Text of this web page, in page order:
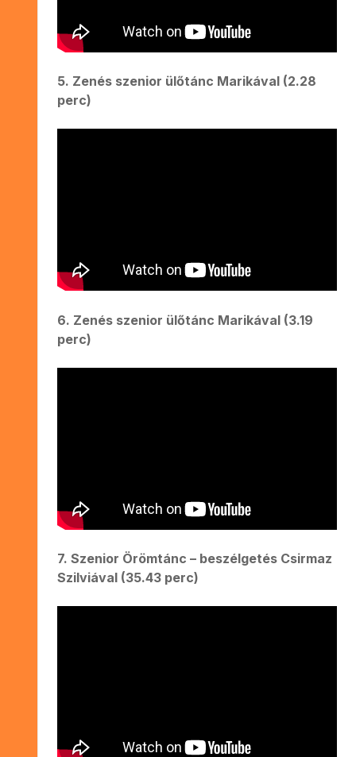
5. Zenés szenior ülőtánc Marikával (2.28
perc)
6. Zenés szenior ülőtánc Marikával (3.19
perc)
7. Szenior Örömtánc – beszélgetés Csirmaz
Szilviával (35.43 perc)